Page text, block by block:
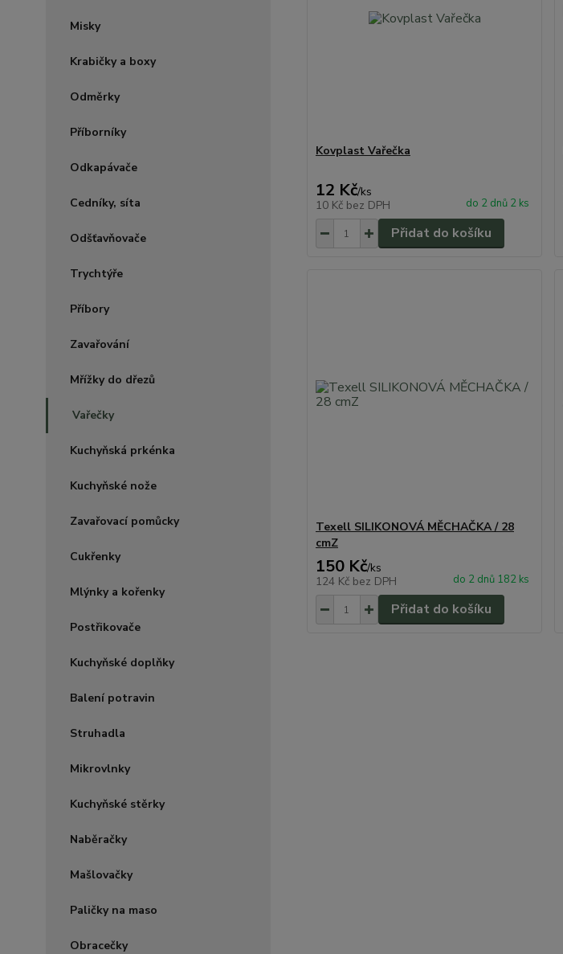
Misky
Krabičky a boxy
Odměrky
Příborníky
Odkapávače
Cedníky, síta
Odšťavňovače
Trychtýře
Příbory
Zavařování
Mřížky do dřezů
Vařečky
Kuchyňská prkénka
Kuchyňské nože
Zavařovací pomůcky
Cukřenky
Mlýnky a kořenky
Postřikovače
Kuchyňské doplňky
Balení potravin
Struhadla
Mikrovlnky
Kuchyňské stěrky
Naběračky
Mašlovačky
Paličky na maso
Obracečky
Kovplast Vařečka
12 Kč/ks
10 Kč bez DPH do 2 dnů 2 ks
Přidat do košíku
Texell SILIKONOVÁ MĚCHAČKA / 28
cmZ
150 Kč/ks
124 Kč bez DPH do 2 dnů 182 ks
Přidat do košíku